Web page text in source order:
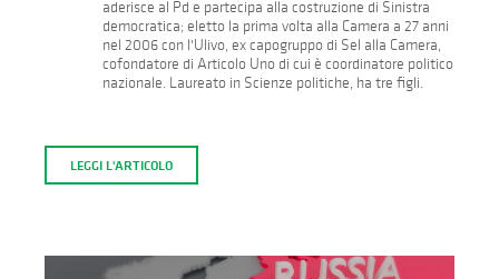
aderisce al Pd e partecipa alla costruzione di Sinistra
democratica; eletto la prima volta alla Camera a 27 anni
nel 2006 con l'Ulivo, ex capogruppo di Sel alla Camera,
cofondatore di Articolo Uno di cui è coordinatore politico
nazionale. Laureato in Scienze politiche, ha tre figli.
LEGGI L'ARTICOLO